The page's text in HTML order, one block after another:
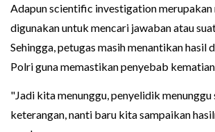
Adapun scientific investigation merupakan
digunakan untuk mencari jawaban atau
Sehingga, petugas masih menantikan hasil
Polri guna memastikan penyebab
"Jadi kita menunggu, penyelidik menunggu
keterangan, nanti baru kita sampaikan